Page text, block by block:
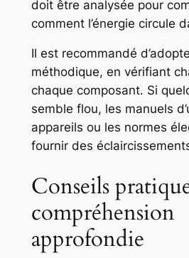
doit être analysée pour
comment l’énergie circule
Il est recommandé
méthodique, en vérifiant
chaque composant. Si
semble flou, les manuels
appareils ou les normes
fournir des
Conseils
compréhension
approfondie